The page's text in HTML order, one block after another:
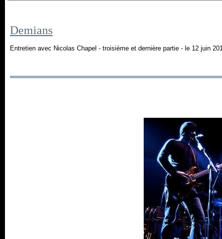
Demians
Entretien avec Nicolas Chapel - troisième et dernière partie - le 12 juin